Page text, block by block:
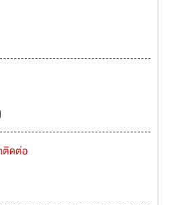
ติดต่อ